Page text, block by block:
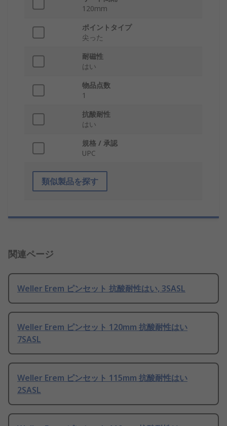
120mm
ポイントタイプ
尖った
耐磁性
はい
物品点数
1
抗酸耐性
はい
規格 / 承認
UPC
類似製品を探す
関連ページ
Weller Erem ピンセット 抗酸耐性はい, 3SASL
Weller Erem ピンセット 120mm 抗酸耐性はい
7SASL
Weller Erem ピンセット 115mm 抗酸耐性はい
2SASL